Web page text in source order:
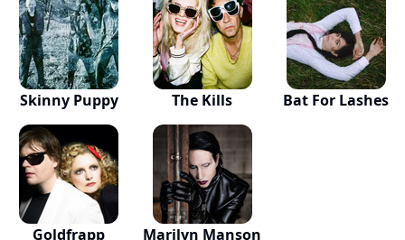
Skinny Puppy The Kills Bat For Lashes
Goldfrapp Marilyn Manson